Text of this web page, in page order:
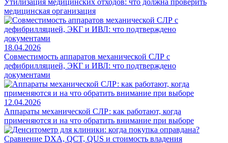
Утилизация медицинских отходов: что должна проверить
медицинская организация
18.04.2026
Совместимость аппаратов механической СЛР с
дефибрилляцией, ЭКГ и ИВЛ: что подтверждено
документами
12.04.2026
Аппараты механической СЛР: как работают, когда
применяются и на что обратить внимание при выборе